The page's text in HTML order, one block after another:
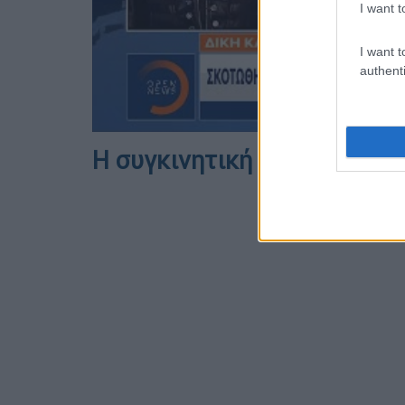
I want
I want
Η συγκινητική του